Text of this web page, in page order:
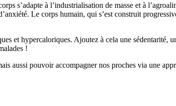
s’adapte à l’industrialisation de masse et à
Le corps humain, qui s’est construit
et hypercaloriques. Ajoutez à cela une sédentarité,
!
aussi pouvoir accompagner nos proches via une